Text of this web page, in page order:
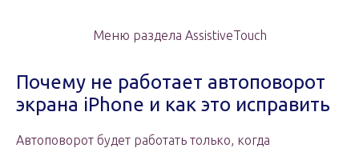
Меню раздела AssistiveTouch
Почему не работает автоповорот
экрана iPhone и как это исправить
Автоповорот будет работать только, когда